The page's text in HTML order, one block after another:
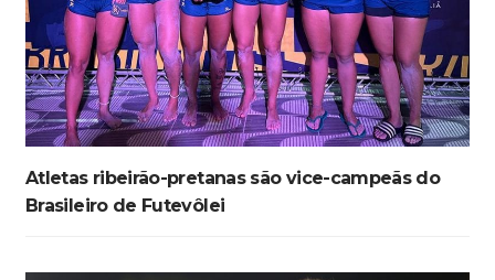
Atletas ribeirão-pretanas são vice-campeãs do
Brasileiro de Futevôlei